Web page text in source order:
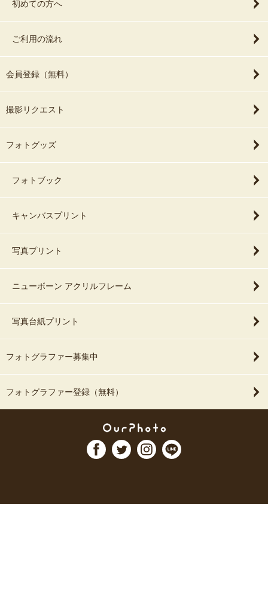
初めての方へ
ご利用の流れ
会員登録（無料）
撮影リクエスト
フォトグッズ
フォトブック
キャンバスプリント
写真プリント
ニューボーン アクリルフレーム
写真台紙プリント
フォトグラファー募集中
フォトグラファー登録（無料）